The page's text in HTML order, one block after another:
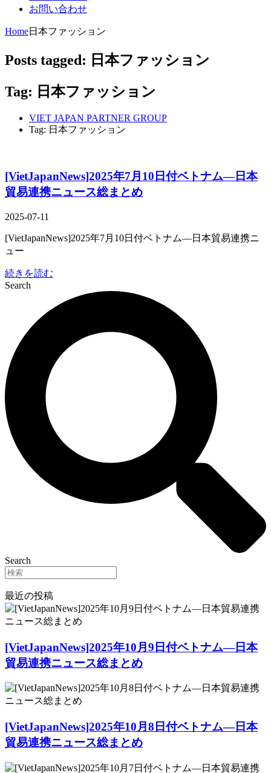
お問い合わせ
Home日本ファッション
Posts tagged: 日本ファッション
Tag: 日本ファッション
VIET JAPAN PARTNER GROUP
Tag: 日本ファッション
[VietJapanNews]2025年7月10日付ベトナム―日本
貿易連携ニュース総まとめ
2025-07-11
[VietJapanNews]2025年7月10日付ベトナム―日本貿易連携ニ
ュー
続きを読む
Search
Search
最近の投稿
[VietJapanNews]2025年10月9日付ベトナム―日本
貿易連携ニュース総まとめ
[VietJapanNews]2025年10月8日付ベトナム―日本
貿易連携ニュース総まとめ